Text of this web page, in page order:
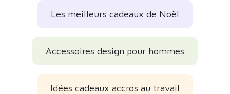
Les meilleurs cadeaux de Noël
Accessoires design pour hommes
Idées cadeaux accros au travail